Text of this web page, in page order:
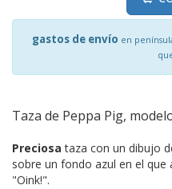
gastos de envío en
Taza de Peppa Pig,
Preciosa taza con un dibujo
sobre un fondo azul en el que
"Oink!".